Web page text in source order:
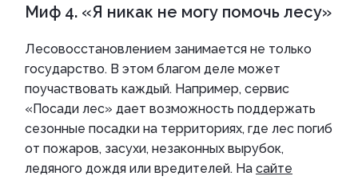
Миф 4. «Я никак не могу помочь лесу»
Лесовосстановлением занимается не только
государство. В этом благом деле может
поучаствовать каждый. Например, сервис
«Посади лес» дает возможность поддержать
сезонные посадки на территориях, где лес погиб
от пожаров, засухи, незаконных вырубок,
ледяного дождя или вредителей. На сайте